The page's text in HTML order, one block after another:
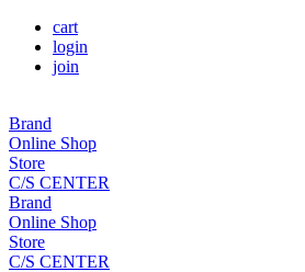
cart
login
join
Brand
Online Shop
Store
C/S CENTER
Brand
Online Shop
Store
C/S CENTER